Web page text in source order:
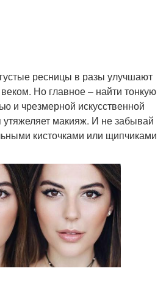
ресницы в разы улучшают
Но главное – найти тонкую
и чрезмерной искусственной
утяжеляет макияж. И не забывай
кисточками или щипчиками